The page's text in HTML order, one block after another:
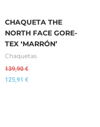
CHAQUETA THE
NORTH FACE GORE-
TEX ‘MARRÓN’
Chaquetas
139,90€
125,91 €